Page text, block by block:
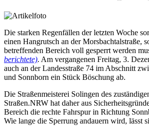
Die starken Regenfällen der letzten Woche
einen Hangrutsch an der Morsbachtalstraße,
betreffenden Bereich voll gesperrt werden
berichtete). Am vergangenen Freitag, 3.
auch an der Landesstraße 74 im Abschnitt
und Sonnborn ein Stück Böschung ab.
Die Straßenmeisterei Solingen des
Straßen.NRW hat daher aus
Bereich die rechte Fahrspur in Richtung
Wie lange die Sperrung andauern wird, lässt